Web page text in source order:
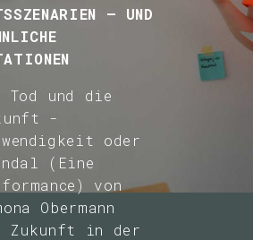
– UND
Tod und die
-
oder
(Eine
von
Obermann
Zukunft in der